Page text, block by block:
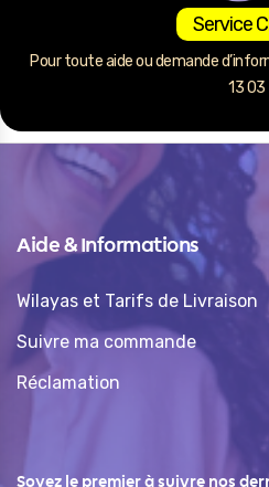
Service
Pour toute aide ou demande
13 03
Aide & Informations
Wilayas et Tarifs de Livraison
Suivre ma commande
Réclamation
Soyez le premier à suivre nos